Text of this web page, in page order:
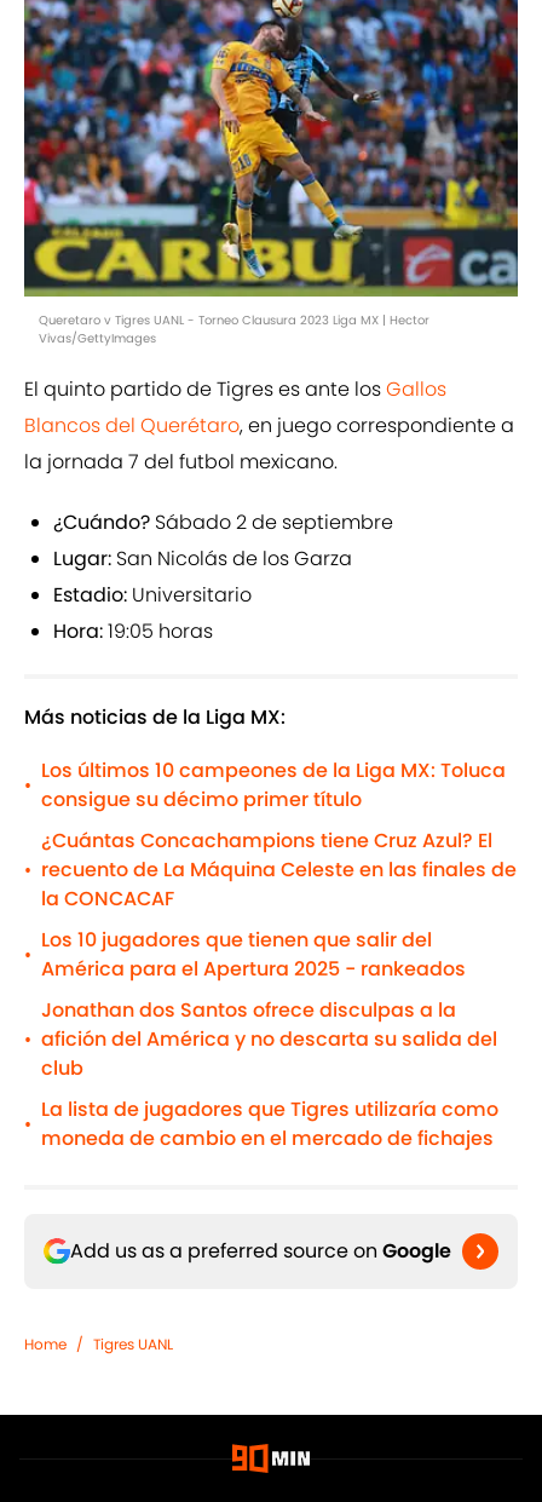
Queretaro v Tigres UANL - Torneo Clausura 2023 Liga MX | Hector
Vivas/GettyImages
El quinto partido de Tigres es ante losGallos
Blancos del Querétaro, en juego correspondiente a
la jornada 7 del futbol mexicano.
¿Cuándo? Sábado 2 de septiembre
Lugar: San Nicolás de los Garza
Estadio: Universitario
Hora:19:05 horas
Más noticias de la Liga MX:
•
Los últimos 10 campeones de la Liga MX: Toluca
consigue su décimo primer título
•
¿Cuántas Concachampions tiene Cruz Azul? El
recuento de La Máquina Celeste en las finales de
la CONCACAF
•
Los 10 jugadores que tienen que salir del
América para el Apertura 2025 - rankeados
•
Jonathan dos Santos ofrece disculpas a la
afición del América y no descarta su salida del
club
•
La lista de jugadores que Tigres utilizaría como
moneda de cambio en el mercado de fichajes
Add us as a preferred source on Google
Home / Tigres UANL